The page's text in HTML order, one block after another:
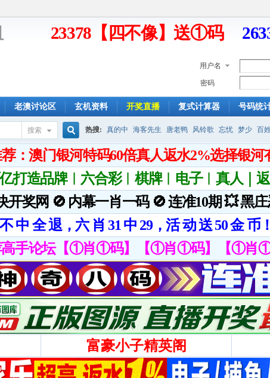
23378【四不像】送①码
用户名
密码
老澳讨论区 玄机资料 开奖直播 复式计算器 号码统
搜索
搜
索
热搜: 真的中 海客先生 唐老鸭 风铃歌 忘忧 梦少 百